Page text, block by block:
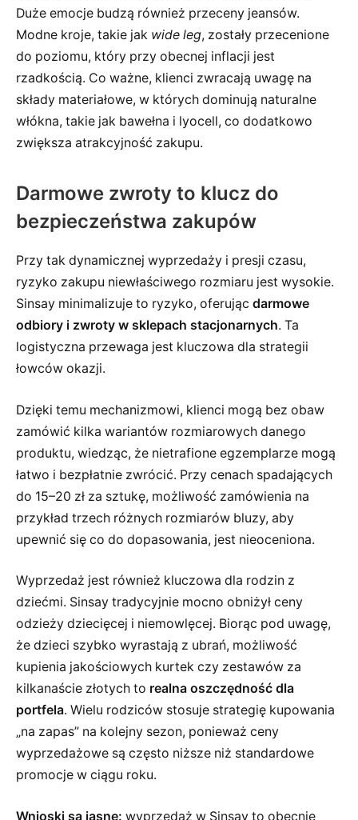
Duże emocje budzą również przeceny jeansów.
Modne kroje, takie jak wide leg, zostały przecenione
do poziomu, który przy obecnej inflacji jest
rzadkością. Co ważne, klienci zwracają uwagę na
składy materiałowe, w których dominują naturalne
włókna, takie jak bawełna i lyocell, co dodatkowo
zwiększa atrakcyjność zakupu.
Darmowe zwroty to klucz do
bezpieczeństwa zakupów
Przy tak dynamicznej wyprzedaży i presji czasu,
ryzyko zakupu niewłaściwego rozmiaru jest wysokie.
Sinsay minimalizuje to ryzyko, oferując darmowe
odbiory i zwroty w sklepach stacjonarnych. Ta
logistyczna przewaga jest kluczowa dla strategii
łowców okazji.
Dzięki temu mechanizmowi, klienci mogą bez obaw
zamówić kilka wariantów rozmiarowych danego
produktu, wiedząc, że nietrafione egzemplarze mogą
łatwo i bezpłatnie zwrócić. Przy cenach spadających
do 15–20 zł za sztukę, możliwość zamówienia na
przykład trzech różnych rozmiarów bluzy, aby
upewnić się co do dopasowania, jest nieoceniona.
Wyprzedaż jest również kluczowa dla rodzin z
dziećmi. Sinsay tradycyjnie mocno obniżył ceny
odzieży dziecięcej i niemowlęcej. Biorąc pod uwagę,
że dzieci szybko wyrastają z ubrań, możliwość
kupienia jakościowych kurtek czy zestawów za
kilkanaście złotych to realna oszczędność dla
portfela. Wielu rodziców stosuje strategię kupowania
„na zapas” na kolejny sezon, ponieważ ceny
wyprzedażowe są często niższe niż standardowe
promocje w ciągu roku.
Wnioski są jasne: wyprzedaż w Sinsay to obecnie